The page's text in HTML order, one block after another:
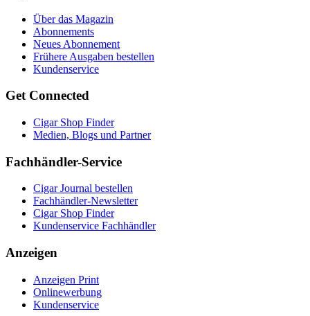
Über das Magazin
Abonnements
Neues Abonnement
Frühere Ausgaben bestellen
Kundenservice
Get Connected
Cigar Shop Finder
Medien, Blogs und Partner
Fachhändler-Service
Cigar Journal bestellen
Fachhändler-Newsletter
Cigar Shop Finder
Kundenservice Fachhändler
Anzeigen
Anzeigen Print
Onlinewerbung
Kundenservice